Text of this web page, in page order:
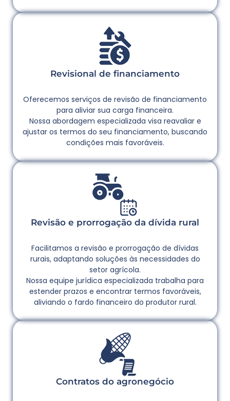
Revisional de financiamento
Oferecemos serviços de revisão de financiamento
para aliviar sua carga financeira.
Nossa abordagem especializada visa reavaliar e
ajustar os termos do seu financiamento, buscando
condições mais favoráveis.
Revisão e prorrogação da dívida rural
Facilitamos a revisão e prorrogação de dívidas
rurais, adaptando soluções às necessidades do
setor agrícola.
Nossa equipe jurídica especializada trabalha para
estender prazos e encontrar termos favoráveis,
aliviando o fardo financeiro do produtor rural.
Contratos do agronegócio